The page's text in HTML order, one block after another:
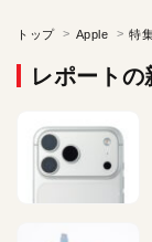
トップ Apple
レポートの